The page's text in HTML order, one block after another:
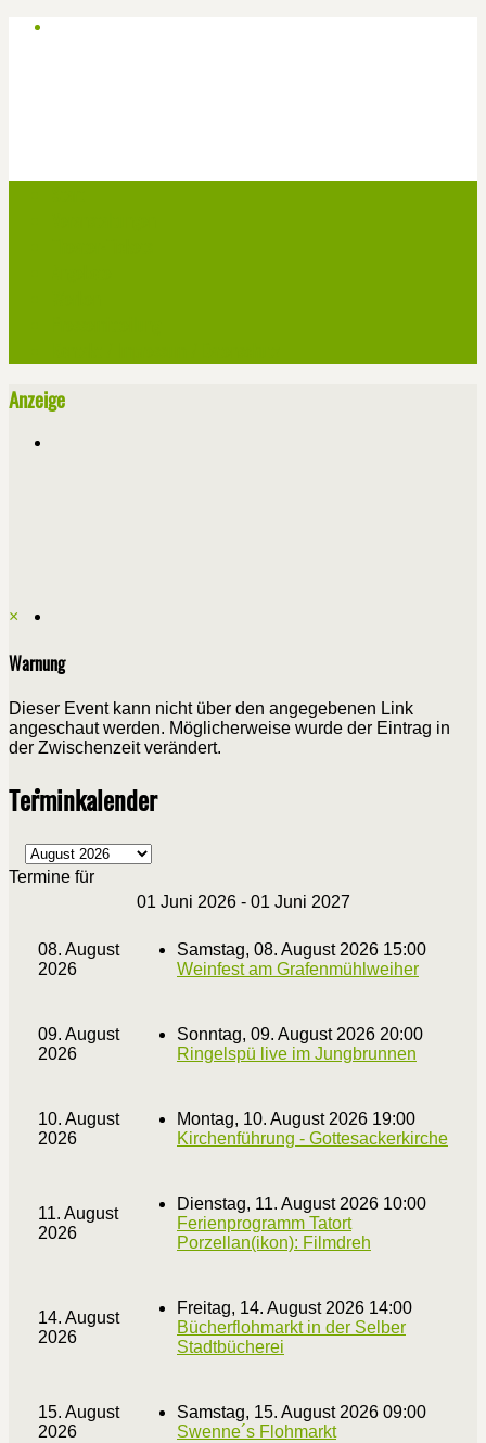
Anzeige
×
Warnung
Dieser Event kann nicht über den angegebenen Link
angeschaut werden. Möglicherweise wurde der Eintrag in
der Zwischenzeit verändert.
Terminkalender
Termine für
01 Juni 2026 - 01 Juni 2027
08. August
2026
Samstag, 08. August 2026 15:00
Weinfest am Grafenmühlweiher
09. August
2026
Sonntag, 09. August 2026 20:00
Ringelspü live im Jungbrunnen
10. August
2026
Montag, 10. August 2026 19:00
Kirchenführung - Gottesackerkirche
11. August
2026
Dienstag, 11. August 2026 10:00
Ferienprogramm Tatort
Porzellan(ikon): Filmdreh
14. August
2026
Freitag, 14. August 2026 14:00
Bücherflohmarkt in der Selber
Stadtbücherei
15. August
2026
Samstag, 15. August 2026 09:00
Swenne´s Flohmarkt